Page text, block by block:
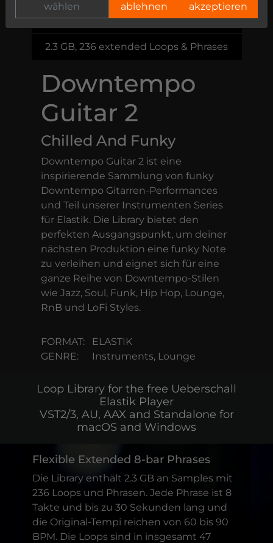
Downtempo
Guitar 2
Chilled And Funky
Downtempo Guitar 2 ist eine
inspirierende Sammlung von funky
Downtempo Gitarren-Performances
und Teil unserer Instrumenten Series
für Elastik. Die Library bietet den
perfekten Ausgangspunkt, um deiner
nächsten Produktion eine funky Note
zu verleihen und eignet sich für eine
ganze Reihe von Downtempo-Stilen
wie Jazz, Soul, Funk, Hip Hop, Lounge,
RnB und LoFi Styles.
FORMAT:
ELASTIK
GENRE:
Instruments, Lounge
2.3 GB, 236 extended Loops & Phrases
59,00 €
Loop Library for the free Ueberschall
Elastik Player
VST2/3, AU, AAX and Standalone for
macOS and Windows
Flexible Extended 8-bar Phrases
Die Library enthält 2.3 GB an Samples mit
236 Loops und Phrasen. Jede Phrase ist 8
Takte und bis zu 30 Sekunden lang und
die Original-Tempi reichen von 60 bis 90
BPM. Die Loops sind in insgesamt 47
wählen
ablehnen
akzeptieren